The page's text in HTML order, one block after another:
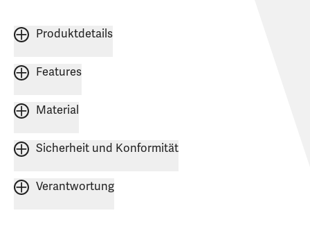
Produktdetails
Features
Material
Sicherheit und Konformität
Verantwortung